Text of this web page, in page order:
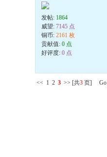
发帖: 1864
威望: 7145 点
铜币: 2161 枚
贡献值: 0 点
好评度: 0 点
<< 1 2 3 >> [共3 页] Go